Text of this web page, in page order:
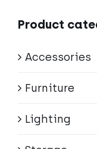
Product
Accessories
Furniture
Lighting